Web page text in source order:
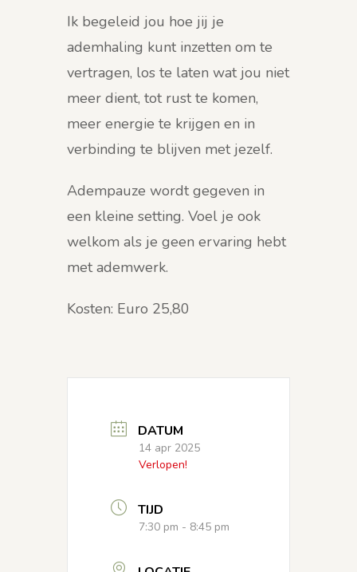
Ik begeleid jou hoe jij je
ademhaling kunt inzetten om te
vertragen, los te laten wat jou niet
meer dient, tot rust te komen,
meer energie te krijgen en in
verbinding te blijven met jezelf.
Adempauze wordt gegeven in
een kleine setting. Voel je ook
welkom als je geen ervaring hebt
met ademwerk.
Kosten: Euro 25,80
DATUM
14 apr 2025
Verlopen!
TIJD
7:30 pm - 8:45 pm